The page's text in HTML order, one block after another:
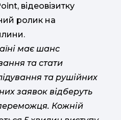
відеовізитку
ролик на
має шанс
та стати
та рушійних
заявок відберуть
Кожній